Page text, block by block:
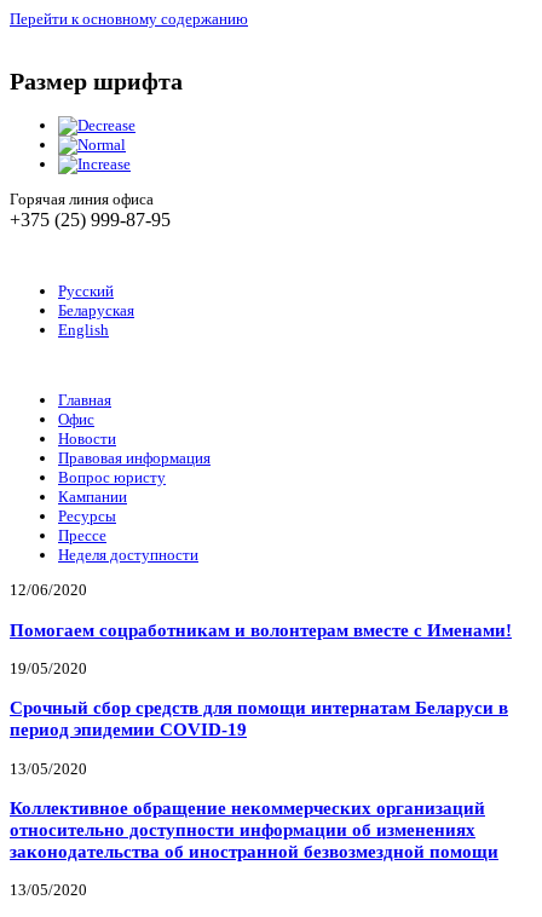
Перейти к основному содержанию
Размер шрифта
Горячая линия офиса
+375 (25) 999-87-95
Русский
Беларуская
English
Главная
Офис
Новости
Правовая информация
Вопрос юристу
Кампании
Ресурсы
Прессе
Неделя доступности
12/06/2020
Помогаем соцработникам и волонтерам вместе с Именами!
19/05/2020
Срочный сбор средств для помощи интернатам Беларуси в
период эпидемии COVID-19
13/05/2020
Коллективное обращение некоммерческих организаций
относительно доступности информации об изменениях
законодательства об иностранной безвозмездной помощи
13/05/2020